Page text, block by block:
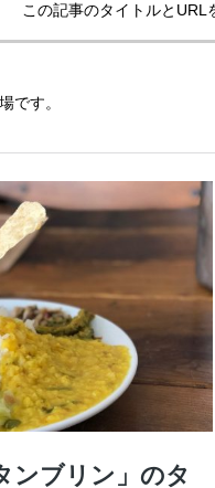
この記事のタイトルとURL
です。